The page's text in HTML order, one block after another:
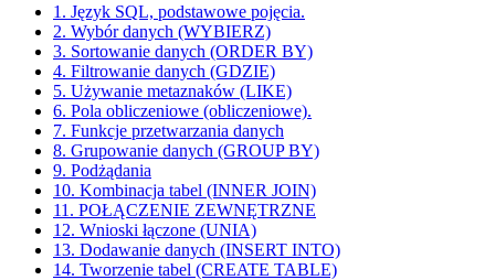
1. Język SQL, podstawowe pojęcia.
2. Wybór danych (WYBIERZ)
3. Sortowanie danych (ORDER BY)
4. Filtrowanie danych (GDZIE)
5. Używanie metaznaków (LIKE)
6. Pola obliczeniowe (obliczeniowe).
7. Funkcje przetwarzania danych
8. Grupowanie danych (GROUP BY)
9. Podżądania
10. Kombinacja tabel (INNER JOIN)
11. POŁĄCZENIE ZEWNĘTRZNE
12. Wnioski łączone (UNIA)
13. Dodawanie danych (INSERT INTO)
14. Tworzenie tabel (CREATE TABLE)